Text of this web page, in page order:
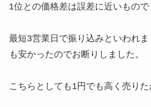
1位との価格差は誤差に近いもので
最短3営業日で振り込みといわれ
も安かったのでお断りしました。
こちらとしても1円でも高く売り